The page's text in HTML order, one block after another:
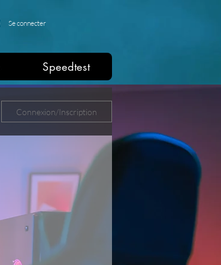
Se connecter
Speedtest
Connexion/Inscription